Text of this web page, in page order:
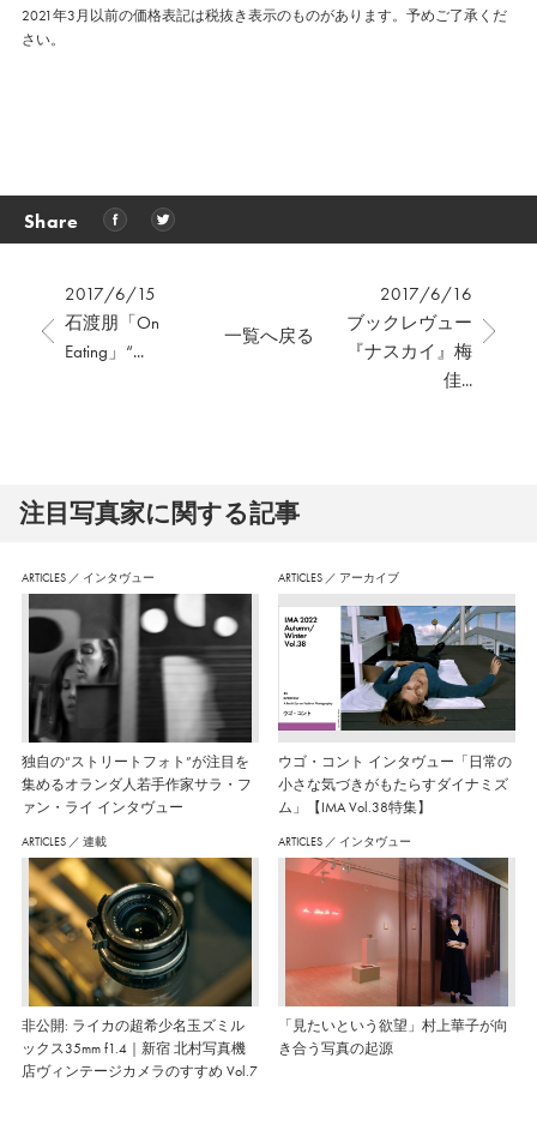
2021年3月以前の価格表記は税抜き表示のものがあります。予めご了承くだ
さい。
Share
2017/6/15
石渡朋「On
Eating」“...
2017/6/16
ブックレヴュー
『ナスカイ』梅
佳...
一覧へ戻る
注⽬写真家に関する記事
ARTICLES ／ インタヴュー
独自の“ストリートフォト”が注目を
集めるオランダ人若手作家サラ・フ
ァン・ライ インタヴュー
ARTICLES ／ アーカイブ
ウゴ・コント インタヴュー「日常の
小さな気づきがもたらすダイナミズ
ム」【IMA Vol.38特集】
ARTICLES ／ 連載
非公開: ライカの超希少名玉ズミル
ックス35mm f1.4｜新宿 北村写真機
店ヴィンテージカメラのすすめ Vol.7
ARTICLES ／ インタヴュー
「見たいという欲望」村上華子が向
き合う写真の起源